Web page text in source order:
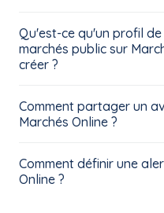
Qu'est-ce qu'un profil
marchés public sur
créer ?
Comment partager un
Marchés Online ?
Comment définir une
Online ?